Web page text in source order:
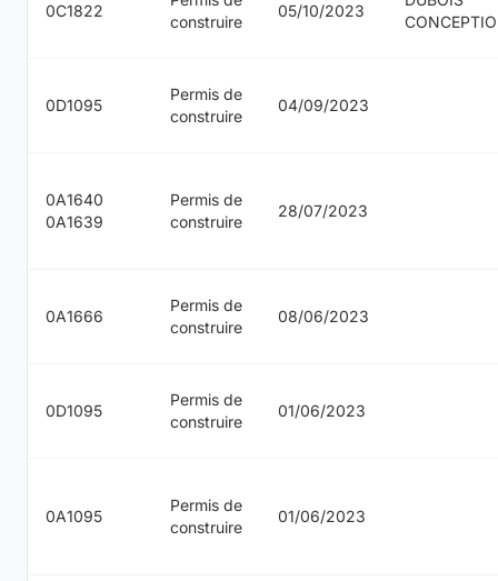
0C1822
construire
05/10/2023
0D1095
Permis de
construire
04/09/2023
0A1640
0A1639
Permis de
construire
28/07/2023
0A1666
Permis de
construire
08/06/2023
0D1095
Permis de
construire
01/06/2023
0A1095
Permis de
construire
01/06/2023